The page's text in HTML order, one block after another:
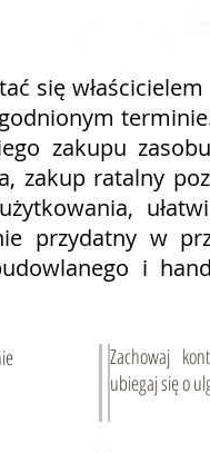
się
zakupu
zakup ratalny
przydatny w
i
Zachowaj
ubiegaj się o